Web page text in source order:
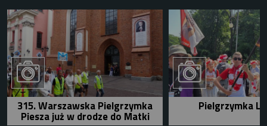
315. Warszawska Pielgrzymka
Piesza już w drodze do Matki
Pielgrzymka